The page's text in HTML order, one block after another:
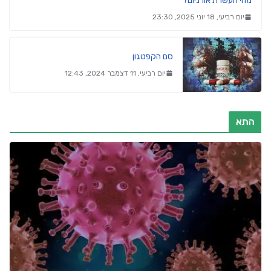
יום רביעי, 18 יוני 2025, 23:30
סם הקפטגון
יום רביעי, 11 דצמבר 2024, 12:43
התא